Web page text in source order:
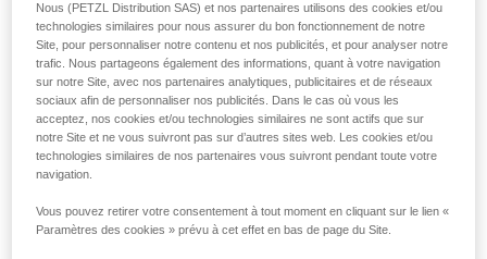
la manipulation, seul, en toute sécurité, avant
de la reproduire en autonomie.
Nous donnons des exemples de techniques
liées à votre activité. Il peut en exister d’autres
que nous ne décrivons pas ici.
les Parcours Acrobatiques en Hauteur. La TANDEM SPEED
ne répond pas à deux critères de ce référentiel :
l’imperdabilité et la protection des doigts. Il n’existe aucun
autre référentiel normatif EPI couvrant l’usage de poulie sur
câble.
Pour un usage en Parcours Acrobatiques en Hauteur sur
câble, les seules poulies Petzl certifiées sont :
- Les poulies TRAC CLUB (P023AB00/P023AB01) et
Nous (PETZL Distribution SAS) et nos partenaires utilisons des cookies et/ou
technologies similaires pour nous assurer du bon fonctionnement de notre
Site, pour personnaliser notre contenu et nos publicités, et pour analyser notre
trafic. Nous partageons également des informations, quant à votre navigation
sur notre Site, avec nos partenaires analytiques, publicitaires et de réseaux
sociaux afin de personnaliser nos publicités. Dans le cas où vous les
acceptez, nos cookies et/ou technologies similaires ne sont actifs que sur
notre Site et ne vous suivront pas sur d’autres sites web. Les cookies et/ou
technologies similaires de nos partenaires vous suivront pendant toute votre
navigation.
Vous pouvez retirer votre consentement à tout moment en cliquant sur le lien «
Paramètres des cookies » prévu à cet effet en bas de page du Site.